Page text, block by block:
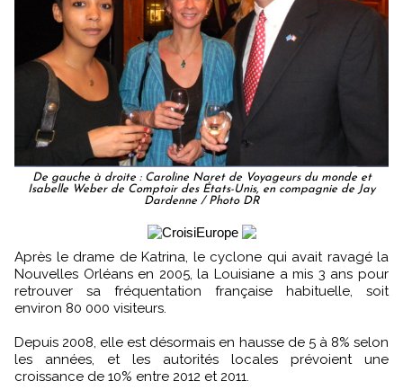
De gauche à droite : Caroline Naret de Voyageurs du monde et
Isabelle Weber de Comptoir des États-Unis, en compagnie de Jay
Dardenne / Photo DR
Après le drame de Katrina, le cyclone qui avait ravagé la
Nouvelles Orléans en 2005, la Louisiane a mis 3 ans pour
retrouver sa fréquentation française habituelle, soit
environ 80 000 visiteurs.
Depuis 2008, elle est désormais en hausse de 5 à 8% selon
les années, et les autorités locales prévoient une
croissance de 10% entre 2012 et 2011.